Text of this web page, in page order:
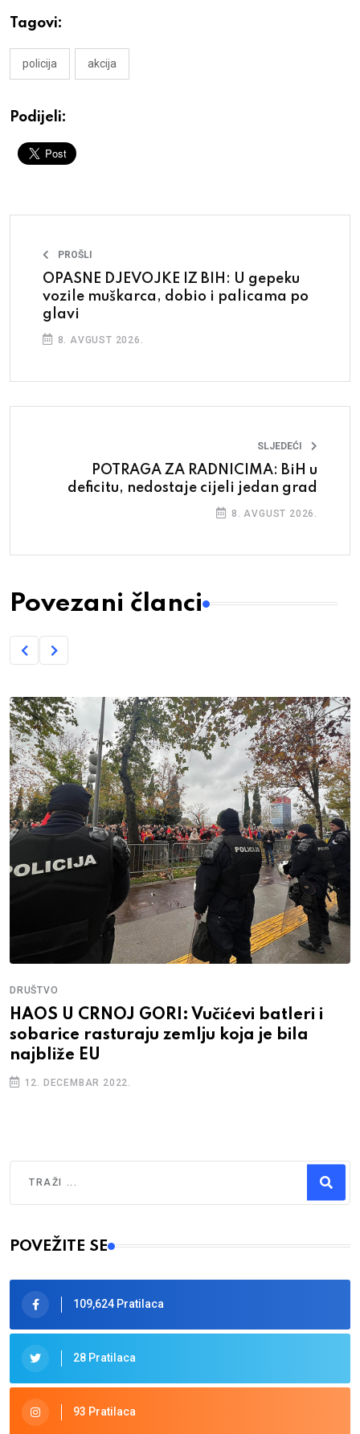
Tagovi:
policija akcija
Podijeli:
PROŠLI
OPASNE DJEVOJKE IZ BIH: U gepeku
vozile muškarca, dobio i palicama po
glavi
8. AVGUST 2026.
SLJEDEĆI
POTRAGA ZA RADNICIMA: BiH u
deficitu, nedostaje cijeli jedan grad
8. AVGUST 2026.
Povezani članci
DRUŠTVO
HAOS U CRNOJ GORI: Vučićevi batleri i
sobarice rasturaju zemlju koja je bila
najbliže EU
12. DECEMBAR 2022.
Type 2 or more characters for results.
POVEŽITE SE
109,624 Pratilaca
28 Pratilaca
93 Pratilaca